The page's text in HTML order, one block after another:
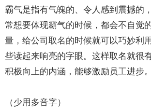
霸气是指有气魄的、令人感到震撼的
常想要体现霸气的时候，都会不自觉
量，给公司取名的时候就可以巧妙利
些读起来响亮的字眼。这样取名就很
积极向上的内涵，能够激励员工进步。
（少用多音字）